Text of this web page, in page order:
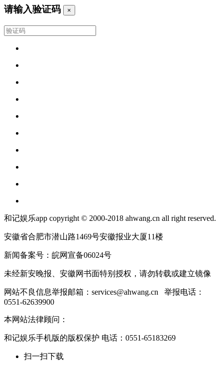
请输入验证码 ×
和记娱乐app copyright © 2000-2018 ahwang.cn all right reserved.
安徽省合肥市潜山路1469号安徽报业大厦11楼
新闻备案号：皖网宣备06024号
未经新安晚报、安徽网书面特别授权，请勿转载或建立镜像
网站不良信息举报邮箱： services@ahwang.cn 举报电话：
0551-62639900
本网站法律顾问：
和记娱乐手机版的版权保护 电话：0551-65183269
扫一扫下载